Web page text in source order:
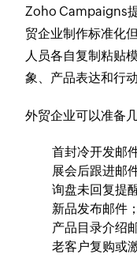
Zoho Campaigns
贸企业制作标准化
人员各自复制粘贴
象、产品表达和行
外贸企业可以准备
首封冷开发邮
展会后跟进邮
询盘未回复提
新品发布邮件；
产品目录介绍
老客户复购或